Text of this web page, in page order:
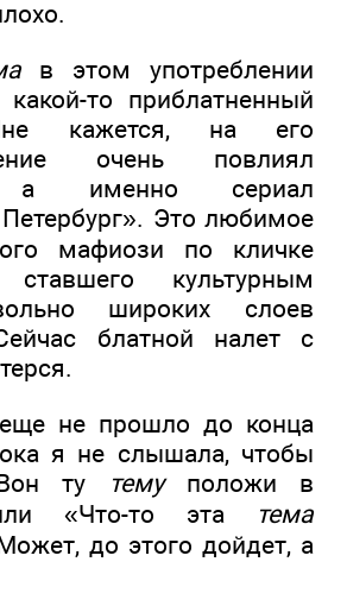
в этом употреблении
то приблатненный
кажется, на его
очень повлиял
а именно сериал
Это любимое
мафиози по кличке
ставшего культурным
широких слоев
блатной налет с
еще не прошло до конца
я не слышала, чтобы
ту
темуположи в
«Что-то эта
тема
до этого дойдет, а